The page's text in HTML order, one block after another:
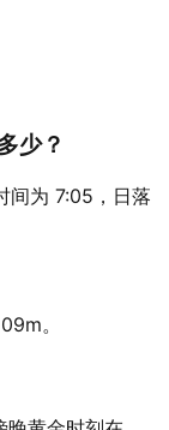
少？
间为 7:05，日落
。